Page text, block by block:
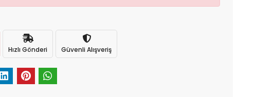
Hızlı Gönderi Güvenli Alışveriş